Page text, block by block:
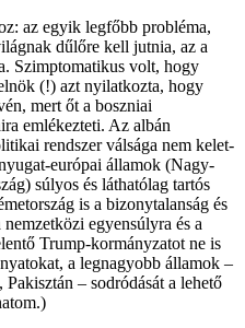
az egyik legfőbb probléma,
dűlőre kell jutnia, az a
Szimptomatikus volt, hogy
(!) azt nyilatkozta, hogy
mert őt a boszniai
emlékezteti. Az albán
rendszer válsága nem kelet-
európai államok (Nagy-
súlyos és láthatólag tartós
is a bizonytalanság és
egyensúlyra és a
Trump-kormányzatot ne is
a legnagyobb államok –
– sodródását a lehető